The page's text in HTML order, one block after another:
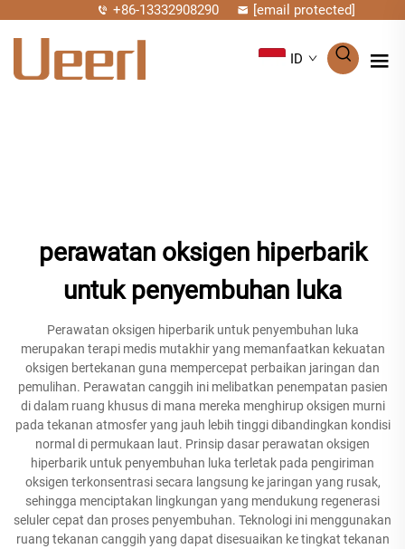
+86-13332908290 [email protected]
ID
perawatan oksigen hiperbarik
untuk penyembuhan luka
Perawatan oksigen hiperbarik untuk penyembuhan luka
merupakan terapi medis mutakhir yang memanfaatkan kekuatan
oksigen bertekanan guna mempercepat perbaikan jaringan dan
pemulihan. Perawatan canggih ini melibatkan penempatan pasien
di dalam ruang khusus di mana mereka menghirup oksigen murni
pada tekanan atmosfer yang jauh lebih tinggi dibandingkan kondisi
normal di permukaan laut. Prinsip dasar perawatan oksigen
hiperbarik untuk penyembuhan luka terletak pada pengiriman
oksigen terkonsentrasi secara langsung ke jaringan yang rusak,
sehingga menciptakan lingkungan yang mendukung regenerasi
seluler cepat dan proses penyembuhan. Teknologi ini menggunakan
ruang tekanan canggih yang dapat disesuaikan ke tingkat tekanan